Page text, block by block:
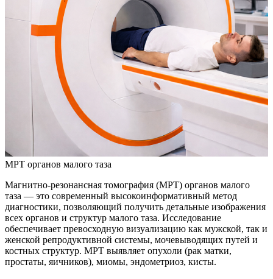
МРТ органов малого таза
Магнитно-резонансная томография (МРТ) органов малого
таза — это современный высокоинформативный метод
диагностики, позволяющий получить детальные изображения
всех органов и структур малого таза. Исследование
обеспечивает превосходную визуализацию как мужской, так и
женской репродуктивной системы, мочевыводящих путей и
костных структур. МРТ выявляет опухоли (рак матки,
простаты, яичников), миомы, эндометриоз, кисты.